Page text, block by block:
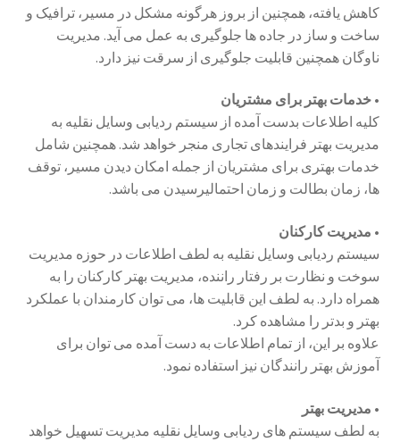
کاهش یافته، همچنین از بروز هرگونه مشکل در مسیر، ترافیک و
ساخت و ساز در جاده ها جلوگیری به عمل می آید. مدیریت
ناوگان همچنین قابلیت جلوگیری از سرقت نیز دارد.
• خدمات بهتر برای مشتریان
کلیه اطلاعات بدست آمده از سیستم ردیابی وسایل نقلیه به
مدیریت بهتر فرایندهای تجاری منجر خواهد شد. همچنین شامل
خدمات بهتری برای مشتریان از جمله امکان دیدن مسیر، توقف
ها، زمان بطالت و زمان احتمالیرسیدن می باشد.
• مدیریت کارکنان
سیستم ردیابی وسایل نقلیه به لطف اطلاعات در حوزه مدیریت
سوخت و نظارت بر رفتار راننده، مدیریت بهتر کارکنان را به
همراه دارد. به لطف این قابلیت ها، می توان کارمندان با عملکرد
بهتر و بدتر را مشاهده کرد.
علاوه بر این، از تمام اطلاعات به دست آمده می توان برای
آموزش بهتر رانندگان نیز استفاده نمود.
• مدیریت بهتر
به لطف سیستم های ردیابی وسایل نقلیه مدیریت تسهیل خواهد